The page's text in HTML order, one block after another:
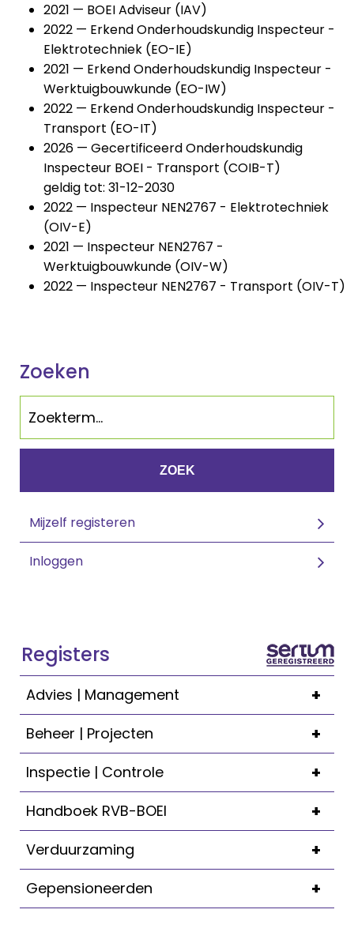
2021 — BOEI Adviseur (IAV)
2022 — Erkend Onderhoudskundig Inspecteur -
Elektrotechniek (EO-IE)
2021 — Erkend Onderhoudskundig Inspecteur -
Werktuigbouwkunde (EO-IW)
2022 — Erkend Onderhoudskundig Inspecteur -
Transport (EO-IT)
2026 — Gecertificeerd Onderhoudskundig
Inspecteur BOEI - Transport (COIB-T)
geldig tot: 31-12-2030
2022 — Inspecteur NEN2767 - Elektrotechniek
(OIV-E)
2021 — Inspecteur NEN2767 -
Werktuigbouwkunde (OIV-W)
2022 — Inspecteur NEN2767 - Transport (OIV-T)
Zoeken
ZOEK
Mijzelf registeren
Inloggen
Registers
+
Advies | Management
+
Beheer | Projecten
+
Inspectie | Controle
+
Handboek RVB-BOEI
+
Verduurzaming
+
Gepensioneerden